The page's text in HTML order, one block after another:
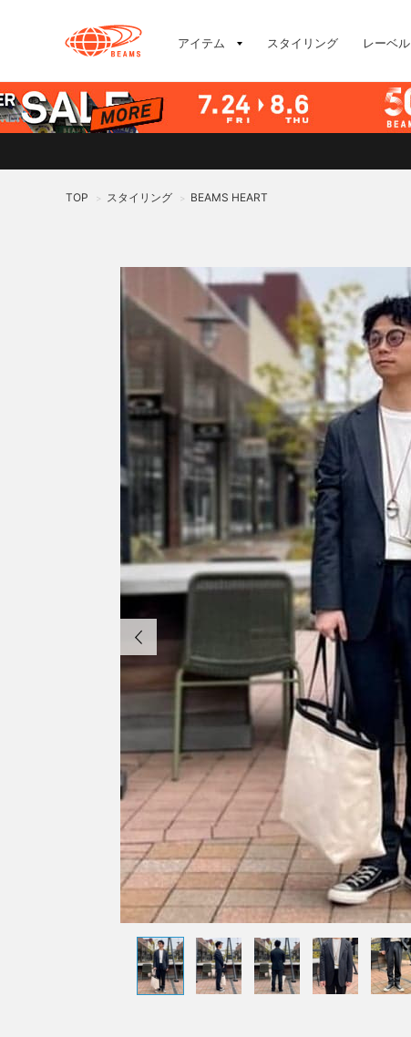
アイテム スタイリング レーベル
TOP > スタイリング > BEAMS HEART